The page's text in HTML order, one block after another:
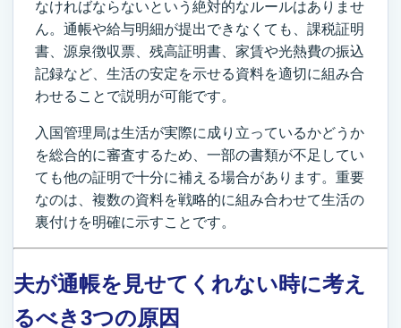
なければならないという絶対的なルールはありませ
ん。通帳や給与明細が提出できなくても、課税証明
書、源泉徴収票、残高証明書、家賃や光熱費の振込
記録など、生活の安定を示せる資料を適切に組み合
わせることで説明が可能です。
入国管理局は生活が実際に成り立っているかどうか
を総合的に審査するため、一部の書類が不足してい
ても他の証明で十分に補える場合があります。重要
なのは、複数の資料を戦略的に組み合わせて生活の
裏付けを明確に示すことです。
夫が通帳を見せてくれない時に考え
るべき3つの原因